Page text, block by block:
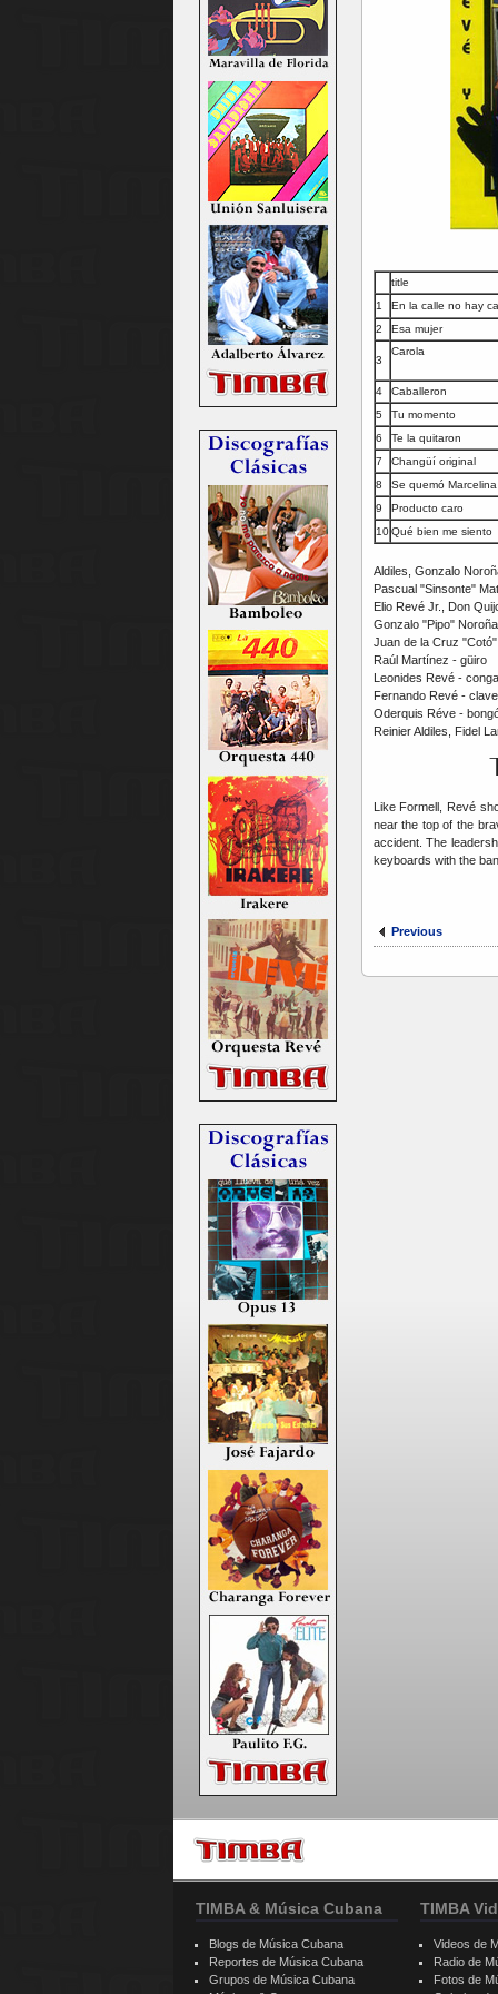
title
1
En la calle no hay
2
Esa mujer
3
Carola
4
Caballeron
5
Tu momento
6
Te la quitaron
7
Changüí original
8
Se quemó Marcelina
9
Producto caro
10 Qué bien me siento
Aldiles, Gonzalo
Pascual "Sinsonte"
Elio Revé Jr., Don
Gonzalo "Pipo"
Juan de la Cruz
Raúl Martínez - güiro
Leonides Revé -
Fernando Revé - clave
Oderquis Réve -
Reinier Aldiles, Fidel
Like Formell, Revé
near the top of the
accident. The
keyboards with the
Previous
TIMBA & Música Cubana
Blogs de Música Cubana
Reportes de Música Cubana
Grupos de Música Cubana
TIMBA
Videos de
Radio de
Fotos de